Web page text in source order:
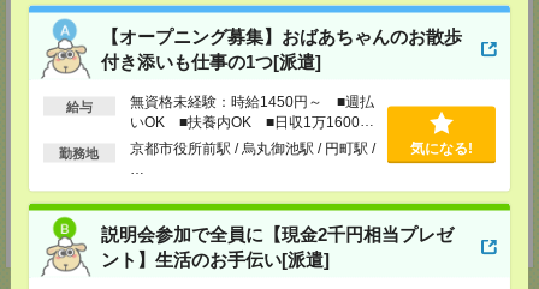
【オープニング募集】おばあちゃんのお散歩
付き添いも仕事の1つ[派遣]
給与
無資格未経験：時給1450円～ ■週払
いOK ■扶養内OK ■日収1万1600円
以上
勤務地
京都市役所前駅 / 烏丸御池駅 / 円町駅 /
気になる!
説明会参加で全員に【現金2千円相当プレゼ
ント】生活のお手伝い[派遣]
TEL：0120-991-463
MAIL： tenshoku@nikken-ts.jp
担当：採用担当
メディカルケア事業部 京都オフィス
京都府京都市下京区東塩小路町843番地2 日本生命京都ヤサカビル5F
TEL：0120-975-927
MAIL：tenshoku@nikken-ts.jp
担当：採用担当
★今ならご来社登録でQUOカード2000円分をプレゼント中★